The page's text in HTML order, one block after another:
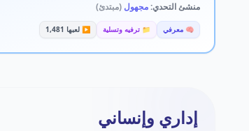
منشئ التحدي:مجهول (مبتدئ)
🧠 معرفي 📁 ترفيه وتسلية ▶️ لعبها 1,481
إداري وإنساني